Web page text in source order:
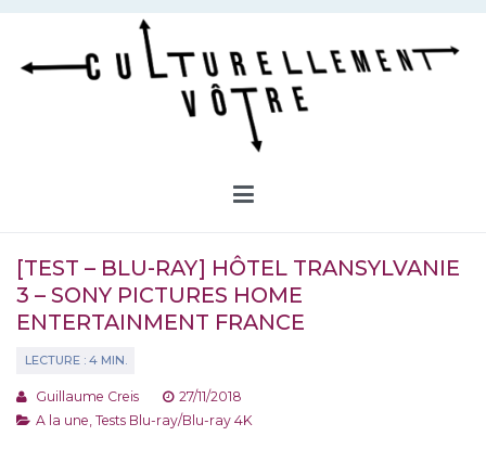
Aller
contenu
[TEST – BLU-RAY] HÔTEL TRANSYLVANIE
3 – SONY PICTURES HOME
ENTERTAINMENT FRANCE
Guillaume Creis
27/11/2018
A la une Tests Blu-ray/Blu-ray 4K